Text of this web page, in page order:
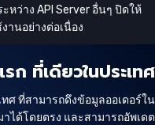
หว่าง API Server อื่นๆ ปิดให้
านอย่างต่อเนื่อง
ก ที่เดียวในประเทศ
ทศ ที่สามารถดึงข้อมูลออเดอร์ใน
ด้โดยตรง และสามารถอัพเดต